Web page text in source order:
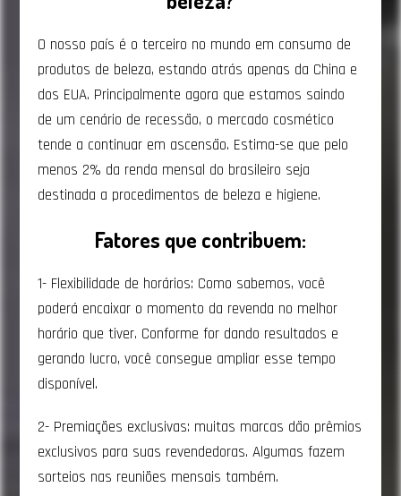
O nosso país é o terceiro no mundo em consumo de
produtos de beleza, estando atrás apenas da China e
dos EUA. Principalmente agora que estamos saindo
de um cenário de recessão, o mercado cosmético
tende a continuar em ascensão. Estima-se que pelo
menos 2% da renda mensal do brasileiro seja
destinada a procedimentos de beleza e higiene.
Fatores que contribuem:
1- Flexibilidade de horários: Como sabemos, você
poderá encaixar o momento da revenda no melhor
horário que tiver. Conforme for dando resultados e
gerando lucro, você consegue ampliar esse tempo
disponível.
2- Premiações exclusivas: muitas marcas dão prêmios
exclusivos para suas revendedoras. Algumas fazem
sorteios nas reuniões mensais também.